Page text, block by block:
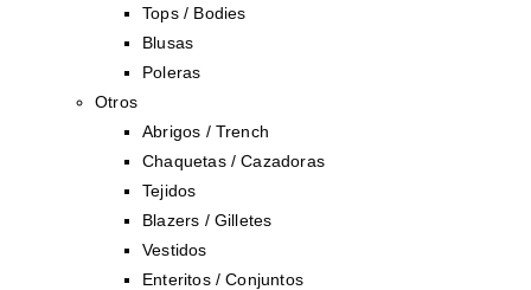
Tops / Bodies
Blusas
Poleras
Otros
Abrigos / Trench
Chaquetas / Cazadoras
Tejidos
Blazers / Gilletes
Vestidos
Enteritos / Conjuntos